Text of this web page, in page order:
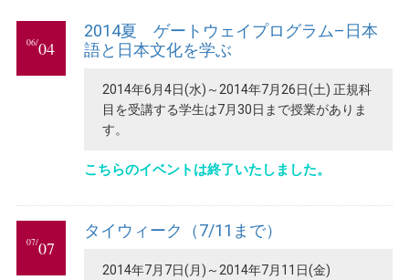
06/04
2014夏 ゲートウェイプログラム–日本
語と日本文化を学ぶ
2014年6月4日(水)～2014年7月26日(土) 正規科
目を受講する学生は7月30日まで授業がありま
す。
こちらのイベントは終了いたしました。
07/07
タイウィーク（7/11まで）
2014年7月7日(月)～2014年7月11日(金)